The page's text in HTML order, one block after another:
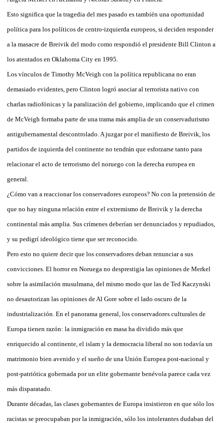
Esto significa que la tragedia del mes pasado es también una oportunidad
política para los políticos de centro-izquierda europeos, si deciden responder
a la masacre de Breivik del modo como respondió el presidente Bill Clinton a
los atentados en Oklahoma City en 1995.
Los vínculos de Timothy McVeigh con la política republicana no eran
demasiado evidentes, pero Clinton logró asociar al terrorista nativo con
charlas radiofónicas y la paralización del gobierno, implicando que el crimen
de McVeigh formaba parte de una trama más amplia de un conservadurismo
antigubernamental descontrolado. A juzgar por el manifiesto de Breivik, los
partidos de izquierda del continente no tendrán que esforzarse tanto para
relacionar el acto de terrorismo del noruego con la derecha europea en
general.
¿Cómo van a reaccionar los conservadores europeos? No con la pretensión de
que no hay ninguna relación entre el extremismo de Breivik y la derecha
continental más amplia. Sus crímenes deberían ser denunciados y repudiados,
y su pedigrí ideológico tiene que ser reconocido.
Pero esto no quiere decir que los conservadores deban renunciar a sus
convicciones. El horror en Noruega no desprestigia las opiniones de Merkel
sobre la asimilación musulmana, del mismo modo que las de Ted Kaczynski
no desautorizan las opiniones de Al Gore sobre el lado oscuro de la
industrialización. En el panorama general, los conservadores culturales de
Europa tienen razón: la inmigración en masa ha dividido más que
enriquecido al continente, el islam y la democracia liberal no son todavía un
matrimonio bien avenido y el sueño de una Unión Europea post-nacional y
post-patriótica gobernada por un elite gobernante benévola parece cada vez
más disparatado.
Durante décadas, las clases gobernantes de Europa insistieron en que sólo los
racistas se preocupaban por la inmigración, sólo los intolerantes dudaban del